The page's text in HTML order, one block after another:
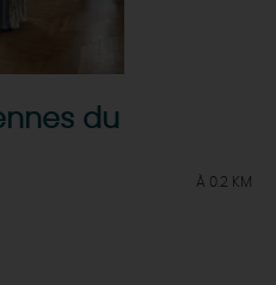
du
À 0.2 KM